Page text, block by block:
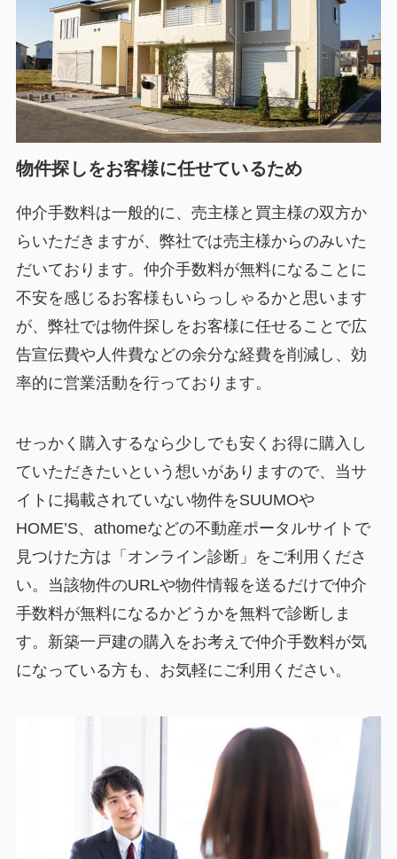
物件探しをお客様に任せているため
仲介手数料は一般的に、売主様と買主様の双方か
らいただきますが、弊社では売主様からのみいた
だいております。仲介手数料が無料になることに
不安を感じるお客様もいらっしゃるかと思います
が、弊社では物件探しをお客様に任せることで広
告宣伝費や人件費などの余分な経費を削減し、効
率的に営業活動を行っております。
せっかく購入するなら少しでも安くお得に購入し
ていただきたいという想いがありますので、当サ
イトに掲載されていない物件をSUUMOや
HOME’S、athomeなどの不動産ポータルサイトで
見つけた方は「オンライン診断」をご利用くださ
い。当該物件のURLや物件情報を送るだけで仲介
手数料が無料になるかどうかを無料で診断しま
す。新築一戸建の購入をお考えで仲介手数料が気
になっている方も、お気軽にご利用ください。